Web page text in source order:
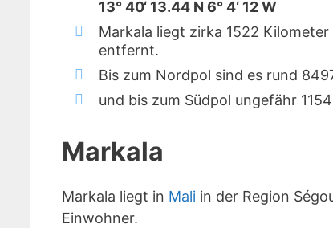
13° 40‘ 13.44 N 6° 4‘ 12 W
Markala liegt zirka 1522
entfernt.
Bis zum Nordpol sind es rund
und bis zum Südpol ungefähr
Markala
Markala liegt in Mali in der Region
Einwohner.